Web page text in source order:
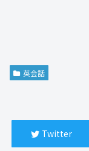
英会話
Twitter